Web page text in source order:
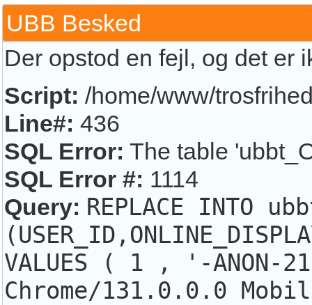
UBB Besked
Der opstod en fejl, og det
Script: /home/www/
Line#: 436
SQL Error: The table
SQL Error #: 1114
Query: REPLACE INTO
VALUES ( 1 , '-
Chrome/131.0.0.0